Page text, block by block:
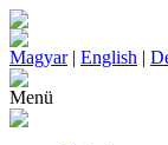
Magyar| English |
Menü